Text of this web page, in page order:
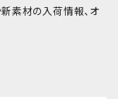
素材の入荷情報、オ